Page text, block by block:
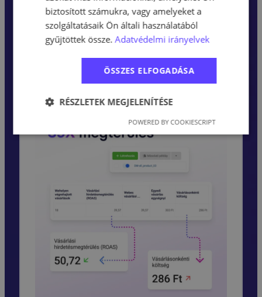
2 ÉV(!) távlatában is 30-szoros
megtérülés, mezőgazdasági
termékes webshopnál
biztosított számukra, vagy amelyeket a
szolgáltatásaik Ön általi használatából
gyűjtöttek össze.Adatvédelmi irányelvek
ÖSSZES ELFOGADÁSA
RÉSZLETEK MEGJELENÍTÉSE
POWERED BY COOKIESCRIPT